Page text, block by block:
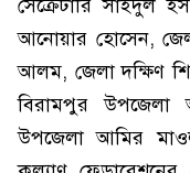
সেক্রেটারি সাইদুল
আনোয়ার হোসেন,
আলম, জেলা দক্ষিণ
বিরামপুর উপজেলা
উপজেলা আমির